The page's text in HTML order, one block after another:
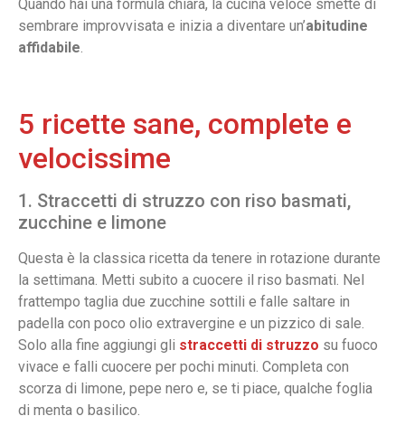
Quando hai una formula chiara, la cucina veloce smette di
sembrare improvvisata e inizia a diventare un’abitudine
affidabile.
5 ricette sane, complete e
velocissime
1. Straccetti di struzzo con riso basmati,
zucchine e limone
Questa è la classica ricetta da tenere in rotazione durante
la settimana. Metti subito a cuocere il riso basmati. Nel
frattempo taglia due zucchine sottili e falle saltare in
padella con poco olio extravergine e un pizzico di sale.
Solo alla fine aggiungi gli straccetti di struzzo su fuoco
vivace e falli cuocere per pochi minuti. Completa con
scorza di limone, pepe nero e, se ti piace, qualche foglia
di menta o basilico.